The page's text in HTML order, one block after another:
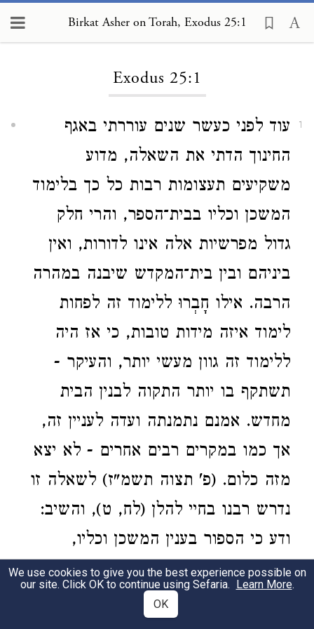
Birkat Asher on Torah, Exodus 25:1
Exodus 25:1
1
עוד לפני כעשר שנים עוררתי באגף
החינוך הדתי את השאלה, מדוע
משקיעים תעצומות רבות כל כך בלימוד
המשכן וכליו בבית־הספר, והרי חלק
גדול מפרשיות אלה אינו לדורות, ואין
ביניהם ובין בית־המקדש שיבנה במהרה
הרבה. אילו חָבְרוּ ללימוד זה לפחות
לימוד איזה מידות טובות, כי אז היה
ללימוד זה גוון מעשי יותר, והעיקר -
תשתקף בו יותר התקוה לבנין הבית
מחדש. אמנם נתמנתה ועדה לעניין זה,
אך כמו במקרים רבים אחרים - לא יצא
מזה כלום. (פ' תצוה תשמ"ז) לשאלה זו
נדרש רבנו בחיי להלן (לח, ט), והשיב:
ודע כי הספור בענין המשכן וכליו,
והחקירה בתכונת צורותיו ומובאיו ושעור
ארכן ורחבן וקומתן, אף־על־פי שאין בית
We use cookies to give you the best experience possible on
our site. Click OK to continue using Sefaria. Learn More.
OK